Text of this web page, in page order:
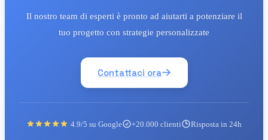
Il nostro team di esperti è pronto ad aiutarti a potenziare il
tuo progetto con strategie personalizzate
Contattaci ora
4.9/5 su Google +20.000 clienti Risposta in 24h